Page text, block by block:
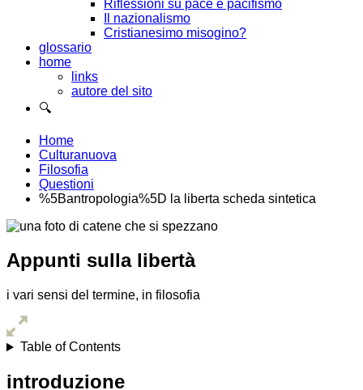
Riflessioni su pace e pacifismo
Il nazionalismo
Cristianesimo misogino?
glossario
home
links
autore del sito
🔍
Home
Culturanuova
Filosofia
Questioni
%5Bantropologia%5D la liberta scheda sintetica
Appunti sulla libertà
i vari sensi del termine, in filosofia
Table of Contents
introduzione